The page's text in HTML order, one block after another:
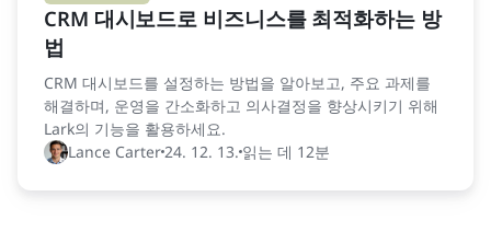
CRM 대시보드로 비즈니스를 최적화하는 방
법
CRM 대시보드를 설정하는 방법을 알아보고, 주요 과제를
해결하며, 운영을 간소화하고 의사결정을 향상시키기 위해
Lark의 기능을 활용하세요.
Lance Carter24. 12. 13. 읽는 데 12분